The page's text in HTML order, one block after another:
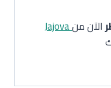
الآن منJajova